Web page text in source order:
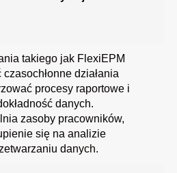
takiego jak FlexiEPM
działania
procesy raportowe i
danych.
zasoby pracowników,
się na analizie
danych.